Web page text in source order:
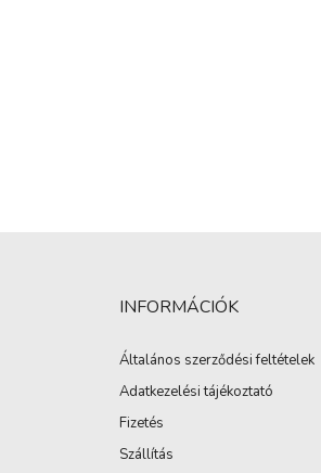
INFORMÁCIÓK
Általános szerződési feltételek
Adatkezelési tájékoztató
Fizetés
Szállítás